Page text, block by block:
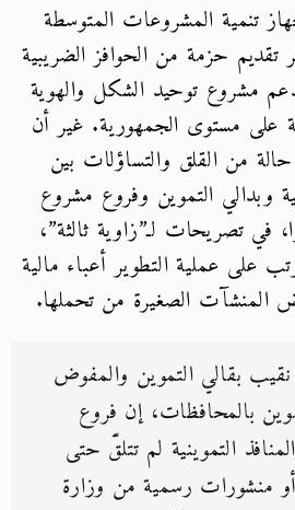
تنمية المشروعات المتوسطة
تقديم حزمة من الحوافز الضريبية
لدعم مشروع توحيد الشكل والهوية
على مستوى الجمهورية. غير أن
من القلق والتساؤلات بين
وبدالي التموين وفروع مشروع
في تصريحات لـ”زاوية ثالثة”،
على عملية التطوير أعباء مالية
المنشآت الصغيرة من تحملها.
بقالي التموين والمفوض
بالمحافظات، إن فروع
التموينية لم تتلقَّ حتى
منشورات رسمية من وزارة